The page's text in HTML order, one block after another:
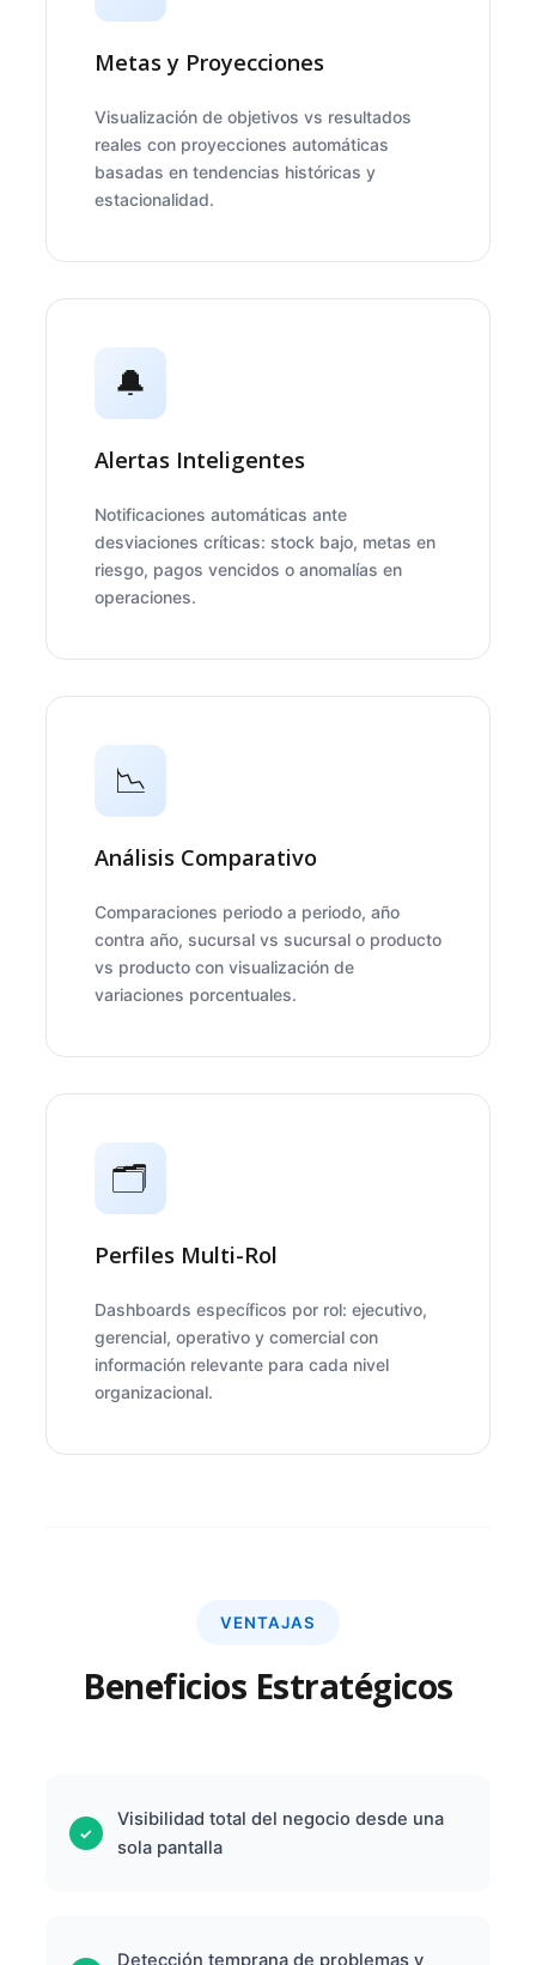
Metas y Proyecciones
Visualización de objetivos vs resultados
reales con proyecciones automáticas
basadas en tendencias históricas y
estacionalidad.
🔔
Alertas Inteligentes
Notificaciones automáticas ante
desviaciones críticas: stock bajo, metas en
riesgo, pagos vencidos o anomalías en
operaciones.
📉
Análisis Comparativo
Comparaciones periodo a periodo, año
contra año, sucursal vs sucursal o producto
vs producto con visualización de
variaciones porcentuales.
🗂️
Perfiles Multi-Rol
Dashboards específicos por rol: ejecutivo,
gerencial, operativo y comercial con
información relevante para cada nivel
organizacional.
VENTAJAS
Beneficios Estratégicos
Visibilidad total del negocio desde una
sola pantalla
Detección temprana de problemas y